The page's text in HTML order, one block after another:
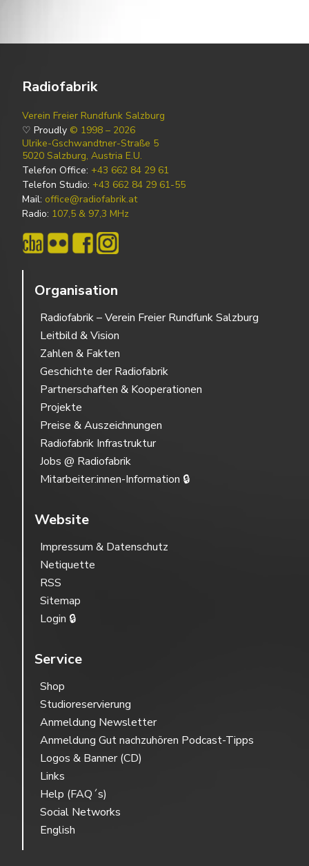
Radiofabrik
Verein Freier Rundfunk Salzburg
♡ Proudly © 1998 – 2026
Ulrike-Gschwandtner-Straße 5
5020 Salzburg, Austria E.U.
Telefon Office: +43 662 84 29 61
Telefon Studio: +43 662 84 29 61-55
Mail: office@radiofabrik.at
Radio: 107,5 & 97,3 MHz
Organisation
Radiofabrik – Verein Freier Rundfunk Salzburg
Leitbild & Vision
Zahlen & Fakten
Geschichte der Radiofabrik
Partnerschaften & Kooperationen
Projekte
Preise & Auszeichnungen
Radiofabrik Infrastruktur
Jobs @ Radiofabrik
Mitarbeiter:innen-Information 🔒
Website
Impressum & Datenschutz
Netiquette
RSS
Sitemap
Login 🔒
Service
Shop
Studioreservierung
Anmeldung Newsletter
Anmeldung Gut nachzuhören Podcast-Tipps
Logos & Banner (CD)
Links
Help (FAQ´s)
Social Networks
English